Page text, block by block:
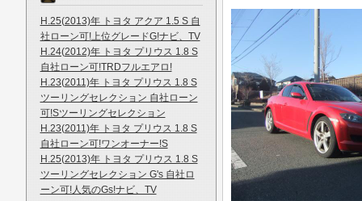
H.25(2013)年 トヨタ アクア 1.5 S 自
社ローン可!上位グレードG!ナビ、TV
H.24(2012)年 トヨタ プリウス 1.8 S
自社ローン可!TRDフルエアロ!
H.23(2011)年 トヨタ プリウス 1.8 S
ツーリングセレクション 自社ローン
可!Sツーリングセレクション
H.23(2011)年 トヨタ プリウス 1.8 S
自社ローン可!ワンオーナー!S
H.25(2013)年 トヨタ プリウス 1.8 S
ツーリングセレクション G's 自社ロ
ーン可!人気のGs!ナビ、TV